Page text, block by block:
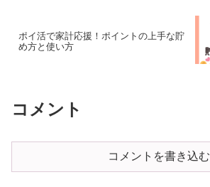
ポイ活で家計応援！ポイントの上手な貯
め方と使い方
コメント
コメントを書き込む